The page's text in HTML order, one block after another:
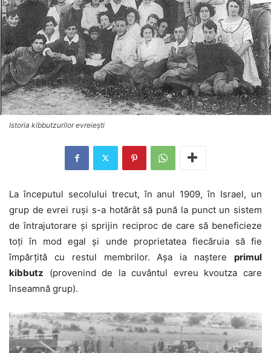
Istoria kibbutzurilor evreiești
La începutul secolului trecut, în anul 1909, în Israel, un
grup de evrei ruși s-a hotărât să pună la punct un sistem
de întrajutorare și sprijin reciproc de care să beneficieze
toți în mod egal și unde proprietatea fiecăruia să fie
împărțită cu restul membrilor. Așa ia naștere primul
kibbutz (provenind de la cuvântul evreu kvoutza care
înseamnă grup).